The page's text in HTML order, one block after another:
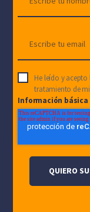
He leído y acepto
tratamiento de
Información